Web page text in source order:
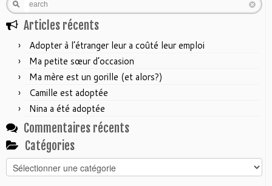
Search
Articles récents
Adopter à l’étranger leur a coûté leur emploi
Ma petite sœur d’occasion
Ma mère est un gorille (et alors?)
Camille est adoptée
Nina a été adoptée
Commentaires récents
Catégories
Catégories